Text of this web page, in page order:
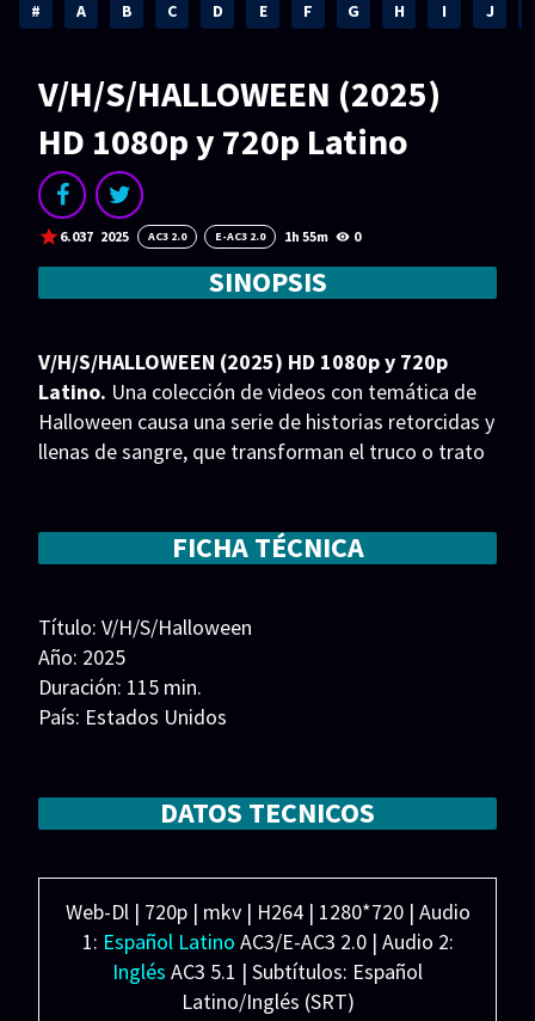
Comedia Crimen
Terror Drama
Familia
Fantástico Romance
Thriller
SERIES
Series 1080p Series 4K HDR
Series 1080p 60 FPS
¿COMO DESCARGAR?
TIPOS DE CALIDADES
VIP
# A B C D E F G H I J
V/H/S/HALLOWEEN (2025)
HD 1080p y 720p Latino
6.037 2025 AC3 2.0 E-AC3 2.0 1h 55m 0
SINOPSIS
V/H/S/HALLOWEEN (2025) HD 1080p y 720p
Latino. Una colección de videos con temática de
Halloween causa una serie de historias retorcidas y
llenas de sangre, que transforman el truco o trato
FICHA TÉCNICA
Título: V/H/S/Halloween
Año: 2025
Duración: 115 min.
País: Estados Unidos
Fotografía:
Reparto: Lawson Greyson, Jenna Hogan, Riley
DATOS TECNICOS
Web-Dl | 720p | mkv | H264 | 1280*720 | Audio
1: Español Latino AC3/E-AC3 2.0 | Audio 2:
Inglés AC3 5.1 | Subtítulos: Español
Latino/Inglés (SRT)